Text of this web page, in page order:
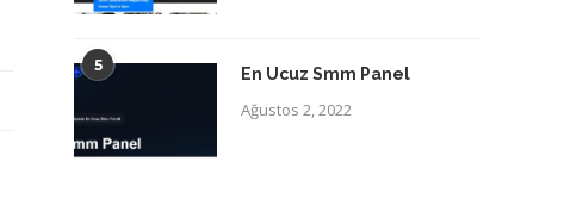
5 En Ucuz Smm Panel
Ağustos 2, 2022